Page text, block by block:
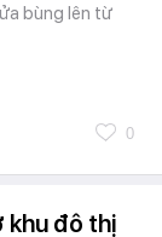
bùng lên từ
0
khu đô thị